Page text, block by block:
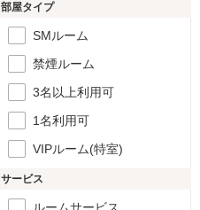
部屋タイプ
SMルーム
禁煙ルーム
3名以上利用可
1名利用可
VIPルーム(特室)
サービス